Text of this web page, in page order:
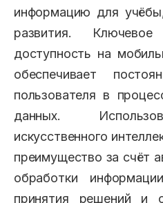
информацию для
развития.
доступность на
обеспечивает
пользователя в
данных.
искусственного
преимущество за счёт
обработки
принятия решений и